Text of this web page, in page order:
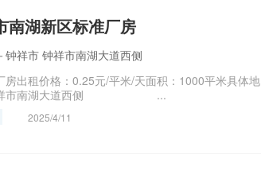
南湖新区标准厂房
钟祥市 钟祥市南湖大道西侧
房出租价格：0.25元/平米/天面积：1000平米具体地
祥市南湖大道西侧 ...
2025/4/11